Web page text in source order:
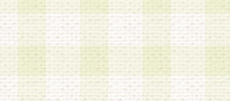
した 場合、会員登録希
による承認後の場合で
の抹消を、当社が適切
とができるものとしま